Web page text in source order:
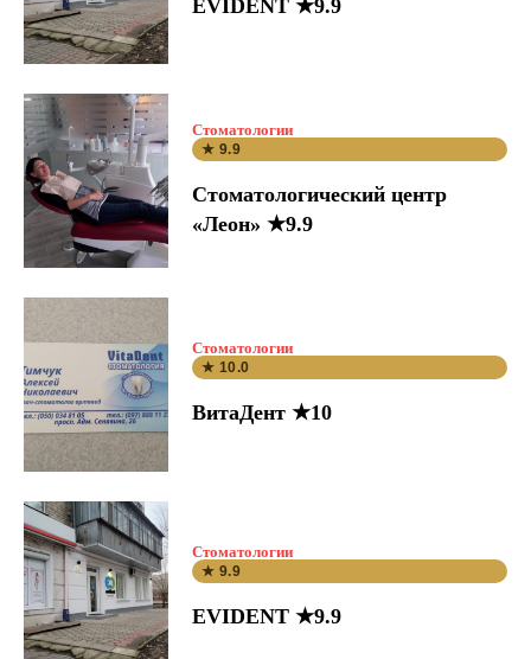
EVIDENT ★9.9
Стоматологии
★ 9.9
Стоматологический центр
«Леон» ★9.9
Стоматологии
★ 10.0
ВитаДент ★10
Стоматологии
★ 9.9
EVIDENT ★9.9